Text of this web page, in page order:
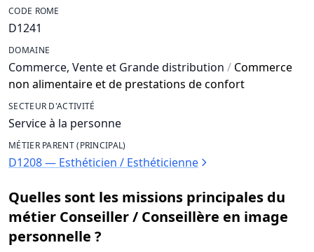
CODE ROME
D1241
DOMAINE
Commerce, Vente et Grande distribution / Commerce
non alimentaire et de prestations de confort
SECTEUR D'ACTIVITÉ
Service à la personne
MÉTIER PARENT (PRINCIPAL)
D1208 — Esthéticien / Esthéticienne
Quelles sont les missions principales du
métier Conseiller / Conseillère en image
personnelle ?